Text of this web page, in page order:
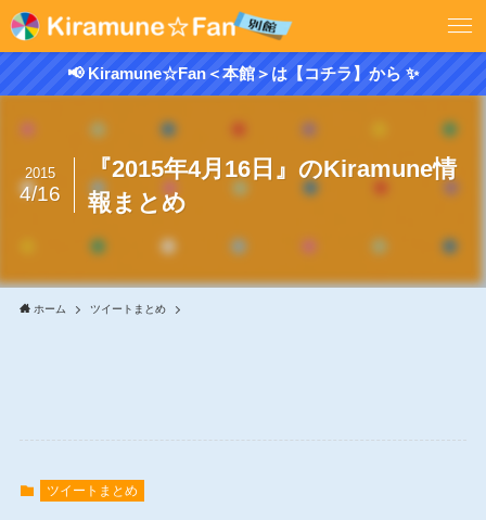
📢 Kiramune☆Fan＜本館＞は【コチラ】から ✨
『2015年4月16日』のKiramune情
報まとめ
2015
4/16
ホーム ツイートまとめ
ツイートまとめ